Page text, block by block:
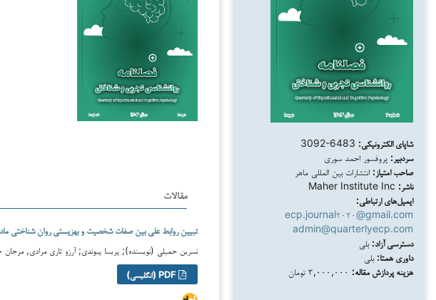
شاپای الکترونیکی: 3092-6483
سردبیر: پروفسور احمد سوری
صاحب امتیاز: انتشارات بین المللی ماهر
ناشر:
ایمیل‌های ارتباطی:
ecp.journal۲۰۲۰@gmail.com
admin@quarterlyecp.com
دسترسی آزاد: بلی
داوری همتا: بلی
هزینه پردازش مقاله:
مقالات
تبیین روابط علی بین صفات شخصیت و بهزیستی روان شناختی
نسرین حمیلی (نویسنده); پریسا پیوندی; آرزو تاری مرادی,